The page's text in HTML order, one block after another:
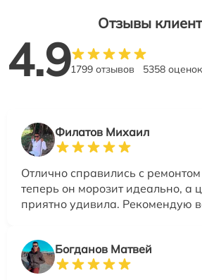
Отзывы
4.91799 отзывов 5358 оценок
Филатов Михаил
Отлично справились с
теперь он морозит идеально, а
приятно удивила. Рекомендую
Богданов Матвей